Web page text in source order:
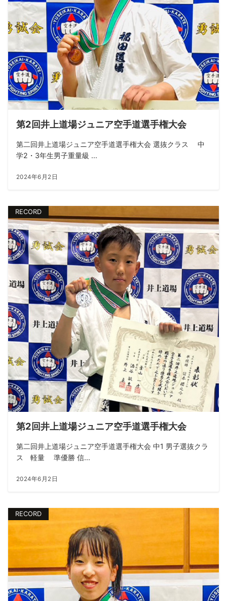
第2回井上道場ジュニア空手道選手権大会
第二回井上道場ジュニア空手道選手権大会 選抜クラス 中
学2・3年生男子重量級 ...
2024年6月2日
RECORD
第2回井上道場ジュニア空手道選手権大会
第二回井上道場ジュニア空手道選手権大会 中1 男子選抜クラ
ス 軽量 準優勝 信...
2024年6月2日
RECORD